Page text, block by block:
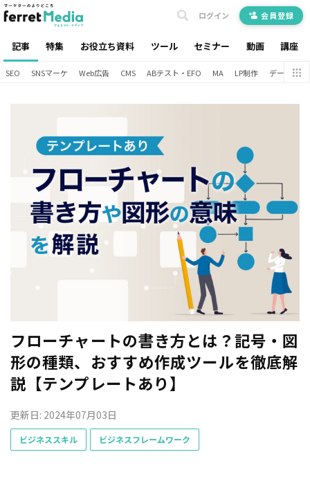
記事 特集 お役立ち資料 ツール セミナー 動画 講座
ログイン 会員登録
SEO SNSマーケ Web広告 CMS ABテスト・EFO MA LP制作 データ分析
フローチャートの書き方とは？記号・図
形の種類、おすすめ作成ツールを徹底解
説【テンプレートあり】
更新日: 2024年07月03日
ビジネススキル ビジネスフレームワーク